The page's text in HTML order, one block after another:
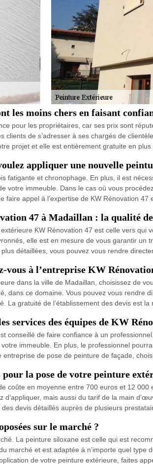
les moins chers en faisant
pour les propriétaires, car ses prix sont
de s’adresser à ses chargés de
projet et elle est entièrement gratuite en plus
appliquer une nouvelle
fatigante et chronophage. En plus, il est
votre immeuble. Dans le cas où vous
appel à l’expertise de KW Rénovation 47
47 à Madaillan : la qualité
KW Rénovation 47 est celle vers qui
elle est en mesure de vous garantir un
détaillées, vous pouvez vous rendre
vous à l’entreprise KW
dans la ville de Madaillan, choisissez de
dans ce domaine. Vous pouvez vous rendre
gratuité de l’établissement des devis est
services des équipes de KW
conseillé de faire confiance à un
immeuble. En plus, le professionnel
de pose de peinture de façade,
la pose de votre peinture
coûte en moyenne entre 700 euros et 12
mais aussi du tarif de la main
devis détaillés auprès de plusieurs
sur le marché ?
La peinture siloxane est celle qui est
marché et est adaptée à n’importe quel
de votre peinture extérieure, faites